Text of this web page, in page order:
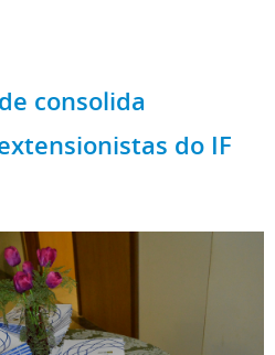
consolida
do IF